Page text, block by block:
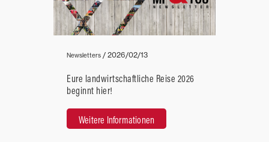
Newsletters / 2026/02/13
Eure landwirtschaftliche Reise 2026
beginnt hier!
Weitere Informationen